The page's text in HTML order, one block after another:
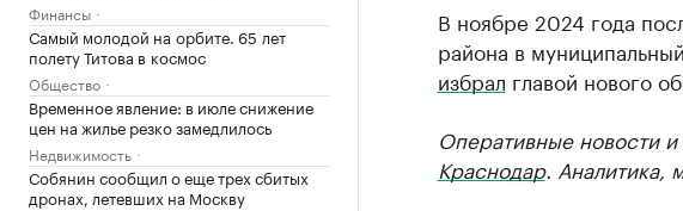
Финансы
Самый молодой на орбите. 65 лет
полету Титова в космос
Общество
Временное явление: в июле снижение
цен на жилье резко замедлилось
Недвижимость
Собянин сообщил о еще трех сбитых
дронах, летевших на Москву
В ноябре 2024 года
района в
избрал главой нового
Оперативные новости
Краснодар. Аналитика,